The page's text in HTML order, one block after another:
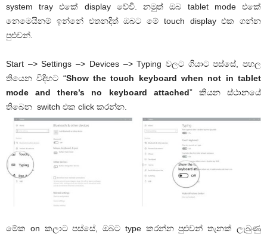
system tray එකේ display වේවි. නමුත් ඔබ tablet mode එකේ
නෙමෙයිනම් ඉන්නේ එතනදිත් ඔබට මේ touch display එක ගන්න
පුළුවන්.
Start –> Settings –> Devices –> Typing වලට ගියාට පස්සේ, පහල
තියෙන විදිහට “Show the touch keyboard when not in tablet
mode and there’s no keyboard attached” කියන ස්ථානයේ
තිබෙන switch එක click කරන්න.
මේක on කලාට පස්සේ, ඔබට type කරන්න පුළුවන් තැනක් ලැබුණු